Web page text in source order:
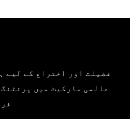
فضیلت اور اختراع کے لیے
عالمی مارکیٹ میں